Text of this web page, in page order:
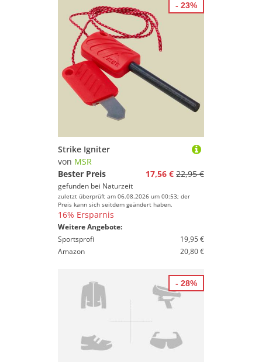
Strike Igniter
von MSR
Bester Preis
17,56 € 22,95 €
gefunden bei Naturzeit
zuletzt überprüft am 06.08.2026 um 00:53; der
Preis kann sich seitdem geändert haben.
16% Ersparnis
Weitere Angebote:
Sportsprofi
19,95 €
Amazon
20,80 €
- 23%
- 28%